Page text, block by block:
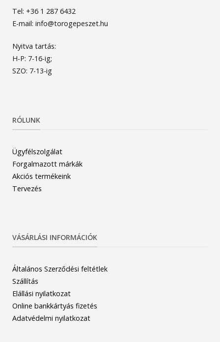
Tel: +36 1 287 6432
E-mail: info@torogepeszet.hu
Nyitva tartás:
H-P: 7-16-ig;
SZO: 7-13-ig
RÓLUNK
Ügyfélszolgálat
Forgalmazott márkák
Akciós termékeink
Tervezés
VÁSÁRLÁSI INFORMÁCIÓK
Általános Szerződési feltétlek
Szállítás
Elállási nyilatkozat
Online bankkártyás fizetés
Adatvédelmi nyilatkozat